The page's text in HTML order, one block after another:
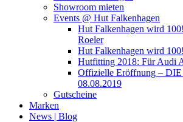
Showroom mieten
Events @ Hut Falkenhagen
Hut Falkenhagen wird
Roeler
Hut Falkenhagen wird
Hutfitting 2018: Für Audi
Offizielle Eröffnung –
08.08.2019
Gutscheine
Marken
News | Blog